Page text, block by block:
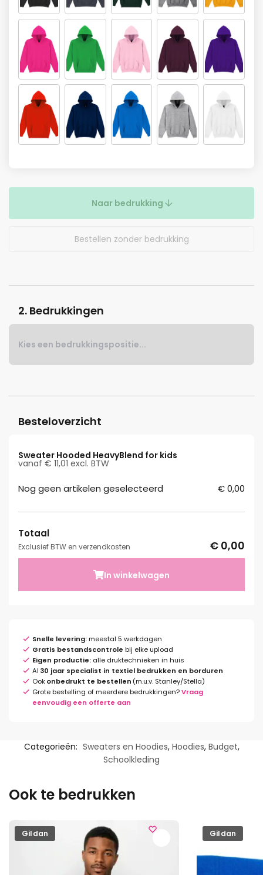
Naar bedrukking
Bestellen zonder bedrukking
2. Bedrukkingen
Kies een bedrukkingspositie...
Besteloverzicht
Sweater Hooded HeavyBlend for kids
vanaf € 11,01 excl. BTW
Nog geen artikelen geselecteerd € 0,00
Totaal
Exclusief BTW en verzendkosten € 0,00
In winkelwagen
Snelle levering:meestal 5 werkdagen
Gratis bestandscontrole bij elke upload
Eigen productie: alle druktechnieken in huis
Al 30 jaar specialist in textiel bedrukken en borduren
Ookonbedrukt te bestellen (m.u.v. Stanley/Stella)
Grote bestelling of meerdere bedrukkingen?Vraag
eenvoudig een offerte aan
Categorieën: Sweaters en Hoodies, Hoodies, Budget,
Schoolkleding
Ook te bedrukken
Gildan Gildan